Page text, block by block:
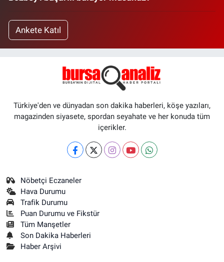
Ankete Katıl
Türkiye'den ve dünyadan son dakika haberleri, köşe yazıları,
magazinden siyasete, spordan seyahate ve her konuda tüm
içerikler.
Nöbetçi Eczaneler
Hava Durumu
Trafik Durumu
Puan Durumu ve Fikstür
Tüm Manşetler
Son Dakika Haberleri
Haber Arşivi